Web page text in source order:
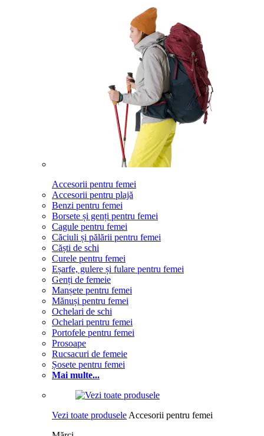
Accesorii pentru femei
Accesorii pentru plajă
Benzi pentru femei
Borsete și genți pentru femei
Cagule pentru femei
Căciuli și pălării pentru femei
Căști de schi
Curele pentru femei
Eșarfe, gulere și fulare pentru femei
Genți de femeie
Manșete pentru femei
Mănuși pentru femei
Ochelari de schi
Ochelari pentru femei
Portofele pentru femei
Prosoape
Rucsacuri de femeie
Șosete pentru femei
Mai multe...
Vezi toate produsele Accesorii pentru femei